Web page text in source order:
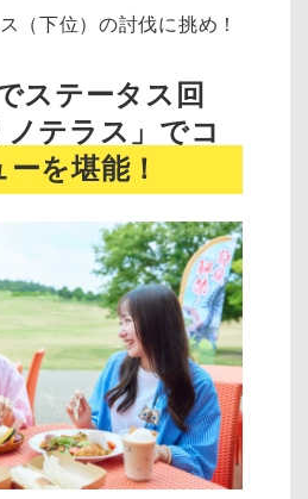
（下位）の討伐に挑め！
ステータス回
テラス」でコ
を堪能！